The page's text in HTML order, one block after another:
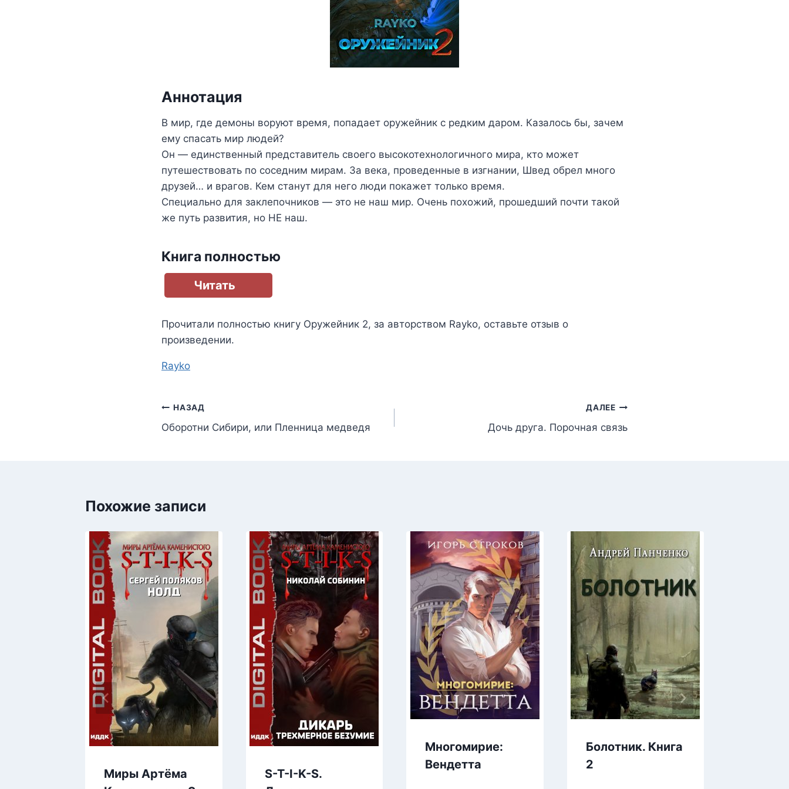
Аннотация
В мир, где демоны воруют время, попадает оружейник с редким даром. Казалось бы, зачем
ему спасать мир людей?
Он — единственный представитель своего высокотехнологичного мира, кто может
путешествовать по соседним мирам. За века, проведенные в изгнании, Швед обрел много
друзей… и врагов. Кем станут для него люди покажет только время.
Специально для заклепочников — это не наш мир. Очень похожий, прошедший почти такой
же путь развития, но НЕ наш.
Книга полностью
Читать
Прочитали полностью книгу Оружейник 2, за авторством Rayko, оставьте отзыв о
произведении.
Метки
Rayko
Навигация
по
НАЗАД
Оборотни Сибири, или Пленница медведя
ДАЛЕЕ
Дочь друга. Порочная связь
Похожие записи
Миры Артёма
S-T-I-K-S.
Многомирие:
Вендетта
Болотник. Книга
2